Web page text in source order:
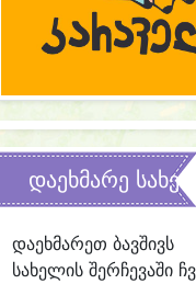
დაეხმარე
დაეხმარეთ ბავშივს
სახელის შერჩევაში